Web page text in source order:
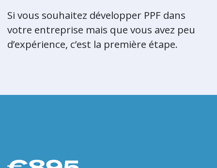
Si vous souhaitez développer PPF dans
votre entreprise mais que vous avez peu
d’expérience, c’est la première étape.